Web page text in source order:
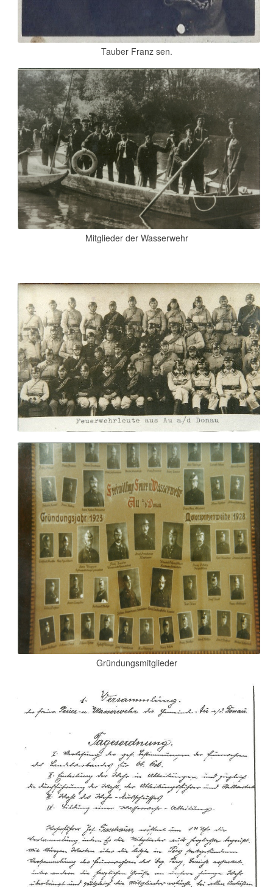
Tauber Franz sen.
Mitglieder der Wasserwehr
Gründungsmitglieder